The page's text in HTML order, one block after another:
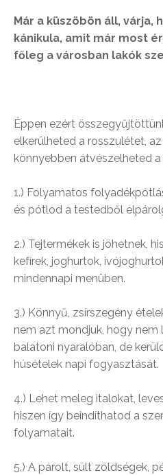
Már a küszöbön áll, várja,
kánikula, amit már most
főleg a városban lakók
Éppen ezért
elkerülheted a rosszulétet,
könnyebben átvészelheted a
1.) Folyamatos
és pótlod a testedből
2.) Tejtermékek is jöhetnek,
kefírek, joghurtok,
mindennapi menüben.
3.) Könnyű, zsírszegény
nem azt mondjuk, hogy nem
balatoni nyaralóban, de
húsételek napi fogyasztását.
4.) Lehet meleg italokat,
hiszen így beindíthatod a
folyamatait.
5.) A párolt, sült zöldségek,